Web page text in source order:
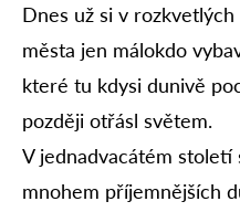
Dnes už si v
města jen málokdo
které tu kdysi dunivě
později otřásl světem.
V jednadvacátém
mnohem příjemnějších